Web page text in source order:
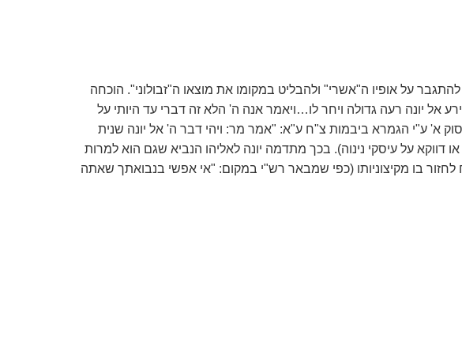
על אופיו ה"אשרי" ולהבליט במקומו את מוצאו ה"זבולוני". הוכחה
יונה רעה גדולה ויחר לו…ויאמר אנה ה' הלא זה דברי עד היותי על
א' ע"י הגמרא ביבמות צ"ח ע"א: "אמר מר: ויהי דבר ה' אל יונה שנית
על עיסקי נינוה). בכך מתדמה יונה לאליהו הנביא שגם הוא למרות
בו מקיצוניותו (כפי שמבאר רש"י במקום: "אי אפשי בנבואתך שאתה